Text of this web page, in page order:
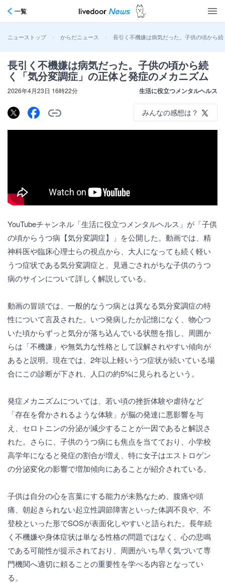
一覧
ニューストップ > からだニュース > 長引く不機嫌は病気だった。子供の頃から
長引く不機嫌は病気だった。子供の頃から続
く「気分変調症」の正体と発症のメカニズム
2026年4月23日 16時22分 生活に役立つメンタルヘルス
みんなの感想は？
YouTubeチャンネル「生活に役立つメンタルヘルス」が「子供
の頃からうつ病【気分変調症】」を公開した。動画では、精
神科医や臨床心理士らの視点から、大人になっても続く軽い
うつ症状である気分変調症と、見過ごされがちな子供のうつ
病のサインについて詳しく解説している。
動画の冒頭では、一般的なうつ病とは異なる気分変調症の特
性について言及された。いつ発病したか記憶になく、物心つ
いた頃からずっと気分が落ち込んでいる状態を指し、周囲か
らは「不機嫌」や無気力な性格として誤解されやすい傾向が
あると説明。現在では、2年以上軽いうつ症状が続いている場
合にこの診断が下され、人口の約5%に見られるという。
発症メカニズムについては、若い頃の挫折体験や虐待など
「存在を脅かされるような体験」が脳の発達に悪影響を与
え、セロトニンの分泌が減少することが一因であると解説さ
れた。さらに、子供のうつ病にも焦点を当てており、小学校
高学年になると発症の割合が増え、特に女子はエストロゲン
の分泌変化の影響で増加傾向にあることが紹介されている。
子供は自分の心を言葉にする能力が未熟なため、腹痛や頭
痛、朝起きられない起立性調節障害といった体調不良や、不
登校といった形でSOSが表面化しやすいと語られた。長年続
く不機嫌や身体症状は単なる性格の問題ではなく、心の悲鳴
である可能性が提示されており、周囲がいち早く気づいて専
門機関へ適切に頼ることの重要性を学べる内容となってい
る。